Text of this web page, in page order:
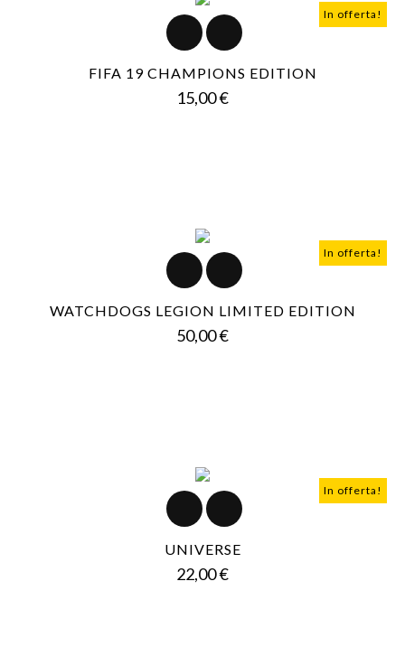
In offerta!
FIFA 19 CHAMPIONS EDITION
15,00 €Prezzo
In offerta!
WATCHDOGS LEGION LIMITED EDITION
50,00 €Prezzo
In offerta!
UNIVERSE
22,00 €Prezzo